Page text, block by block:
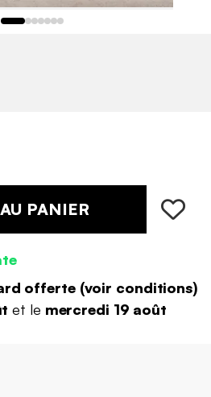
PANIER
offerte (voir conditions)
et le mercredi 19 août